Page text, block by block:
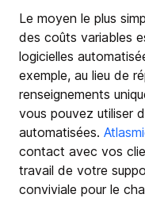
Le moyen le plus
des coûts variables
logicielles
exemple, au lieu de
renseignements
vous pouvez utiliser
automatisées.
contact avec vos
travail de votre
conviviale pour le